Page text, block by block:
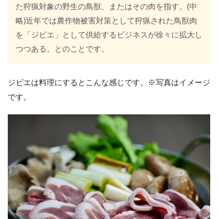
た狩猟対象の野生の鳥獣、またはその肉を指す。(中
略)近年では農作物被害対策として狩猟された鳥獣肉
を「ジビエ」として供給するビジネスが徐々に拡大し
つつある。とのことです。
ジビエは料理にするとこんな感じです。※写真はイメージ
です。